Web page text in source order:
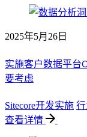
2025年5月26日
实施客户数据平台
要考虑
Sitecore开发实施
查看详情